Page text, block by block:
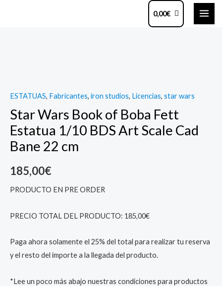
0,00€
ESTATUAS, Fabricantes, iron studios, Licencias, star wars
Star Wars Book of Boba Fett
Estatua 1/10 BDS Art Scale Cad
Bane 22 cm
185,00€
PRODUCTO EN PRE ORDER
PRECIO TOTAL DEL PRODUCTO: 185,00€
Paga ahora solamente el 25% del total para realizar tu reserva
y el resto del importe a la llegada del producto.
*Lee un poco más abajo nuestras condiciones para productos
Boba
Fett
Estatua
1/10
BDS
Art
Cad
22
quantity